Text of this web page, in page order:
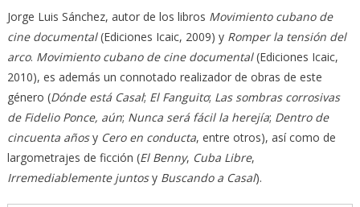
Jorge Luis Sánchez, autor de los libros Movimiento cubano de
cine documental(Ediciones Icaic, 2009) y Romper la tensión del
arco. Movimiento cubano de cine documental(Ediciones Icaic,
2010), es además un connotado realizador de obras de este
género (Dónde está Casal; El Fanguito; Las sombras corrosivas
de Fidelio Ponce, aún; Nunca será fácil la herejía; Dentro de
cincuenta añosy Cero en conducta, entre otros), así como de
largometrajes de ficción (El Benny, Cuba Libre,
Irremediablemente juntosy Buscando a Casal).